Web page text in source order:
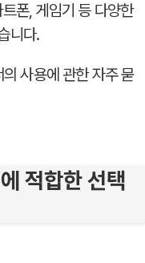
폰, 게임기 등 다양한
니다.
사용에 관한 자주 묻
적합한 선택